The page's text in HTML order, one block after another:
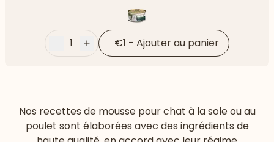
Moins
1 Plus €1 - Ajouter au panier
Nos recettes de mousse pour chat à la sole ou au
poulet sont élaborées avec des ingrédients de